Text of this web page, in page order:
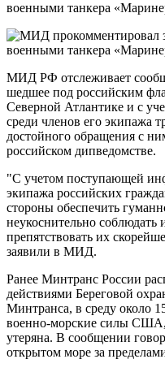
МИД РФ отслеживает
шедшее под российским
Северной Атлантике и с
среди членов его экипажа
достойного обращения с
российском дипведомстве.
"С учетом поступающей
экипажа российских
стороны обеспечить
неукоснительно соблюдать
препятствовать их
заявили в МИД.
Ранее Минтранс России
действиями Береговой
Минтранса, в среду около
военно-морские силы США,
утеряна. В сообщении
открытом море за